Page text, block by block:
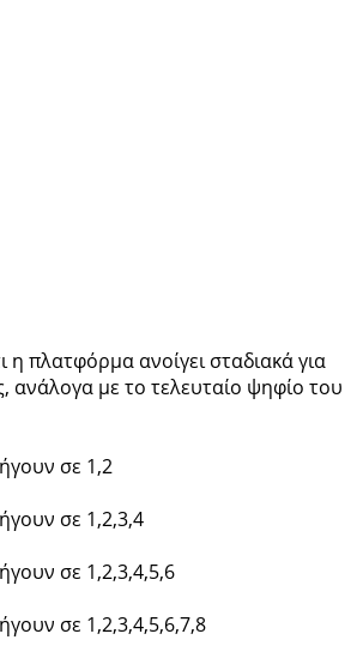
η πλατφόρμα ανοίγει σταδιακά για
ανάλογα με το τελευταίο ψηφίο του
σε 1,2
σε 1,2,3,4
σε 1,2,3,4,5,6
σε 1,2,3,4,5,6,7,8